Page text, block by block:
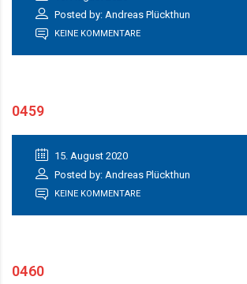
Posted by: Andreas Plückthun
KEINE KOMMENTARE
0459
15. August 2020
Posted by: Andreas Plückthun
KEINE KOMMENTARE
0460